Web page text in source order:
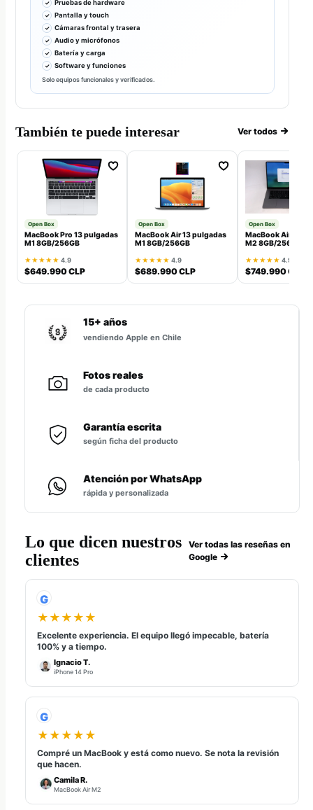
Pruebas de hardware
Pantalla y touch
Cámaras frontal y trasera
Audio y micrófonos
Batería y carga
Software y funciones
Solo equipos funcionales y verificados.
También te puede interesar Ver todos
Open Box
MacBook Pro 13 pulgadas
M1 8GB/256GB
★★★★★ 4.9
$649.990 CLP
Open Box
MacBook Air 13 pulgadas
M1 8GB/256GB
★★★★★ 4.9
$689.990 CLP
Open Box
MacBook Air 13
M2 8GB/256GB
★★★★★ 4.9
$749.990 CLP
15+ años
vendiendo Apple en Chile
Fotos reales
de cada producto
Garantía escrita
según ficha del producto
Atención por WhatsApp
rápida y personalizada
Lo que dicen nuestros
clientes
Ver todas las reseñas en
Google
G
★★★★★
Excelente experiencia. El equipo llegó impecable, batería
100% y a tiempo.
Ignacio T.
iPhone 14 Pro
G
★★★★★
Compré un MacBook y está como nuevo. Se nota la revisión
que hacen.
Camila R.
MacBook Air M2